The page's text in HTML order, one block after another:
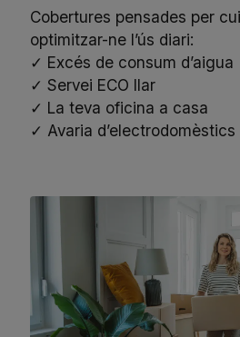
Cobertures pensades per
optimitzar-ne l’ús diari:
✓ Excés de consum d’aigua
✓ Servei ECO llar
✓ La teva oficina a casa
✓ Avaria d’electrodomèstics